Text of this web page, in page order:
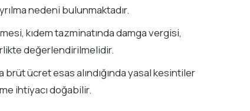
nedeni bulunmaktadır.
kıdem tazminatında damga vergisi,
değerlendirilmelidir.
ücret esas alındığında yasal kesintiler
ihtiyacı doğabilir.